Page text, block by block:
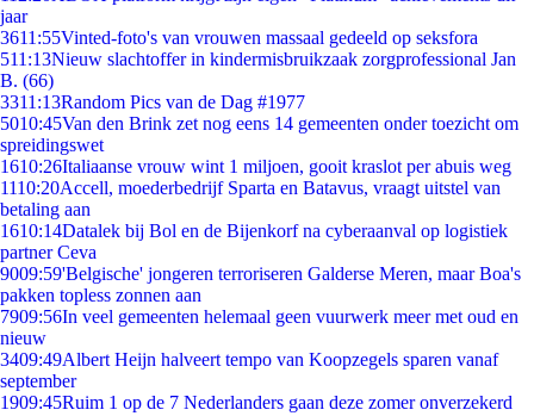
jaar
3611:55Vinted-foto's van vrouwen massaal gedeeld op seksfora
511:13Nieuw slachtoffer in kindermisbruikzaak zorgprofessional Jan
B. (66)
3311:13Random Pics van de Dag #1977
5010:45Van den Brink zet nog eens 14 gemeenten onder toezicht om
spreidingswet
1610:26Italiaanse vrouw wint 1 miljoen, gooit kraslot per abuis weg
1110:20Accell, moederbedrijf Sparta en Batavus, vraagt uitstel van
betaling aan
1610:14Datalek bij Bol en de Bijenkorf na cyberaanval op logistiek
partner Ceva
9009:59'Belgische' jongeren terroriseren Galderse Meren, maar Boa's
pakken topless zonnen aan
7909:56In veel gemeenten helemaal geen vuurwerk meer met oud en
nieuw
3409:49Albert Heijn halveert tempo van Koopzegels sparen vanaf
september
1909:45Ruim 1 op de 7 Nederlanders gaan deze zomer onverzekerd